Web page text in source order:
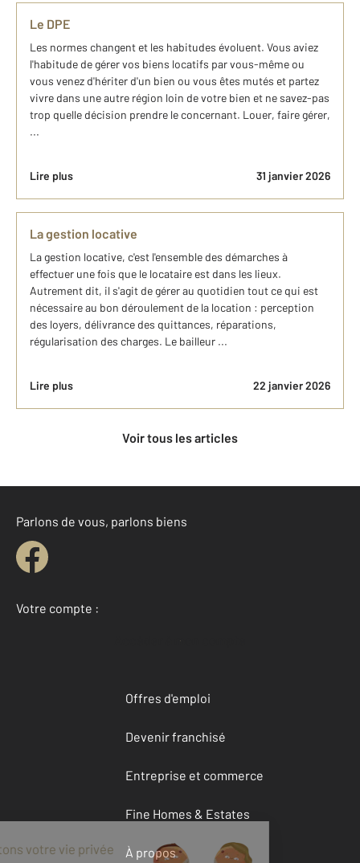
Le DPE
Les normes changent et les habitudes évoluent. Vous aviez
l'habitude de gérer vos biens locatifs par vous-même ou
vous venez d'hériter d'un bien ou vous êtes mutés et partez
vivre dans une autre région loin de votre bien et ne savez-pas
trop quelle décision prendre le concernant. Louer, faire gérer,
...
Lire plus 31 janvier 2026
La gestion locative
La gestion locative, c'est l'ensemble des démarches à
effectuer une fois que le locataire est dans les lieux.
Autrement dit, il s'agit de gérer au quotidien tout ce qui est
nécessaire au bon déroulement de la location : perception
des loyers, délivrance des quittances, réparations,
régularisation des charges. Le bailleur ...
Lire plus 22 janvier 2026
Voir tous les articles
Parlons de vous, parlons biens
Votre compte :
Accéder à mon compte
Offres d'emploi
Devenir franchisé
Entreprise et commerce
Fine Homes & Estates
À propos